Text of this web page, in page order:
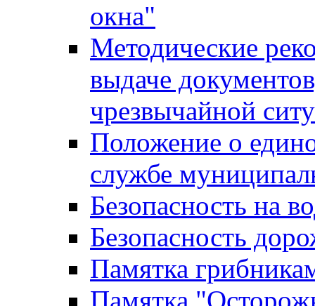
окна"
Методические
выдаче
чрезвычайной
Положение о
службе
Безопасность на
Безопасность
Памятка